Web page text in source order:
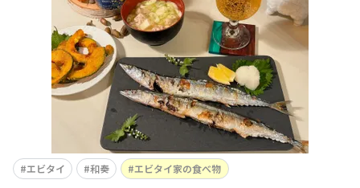
エビタイ 和奏 エビタイ家の食べ物